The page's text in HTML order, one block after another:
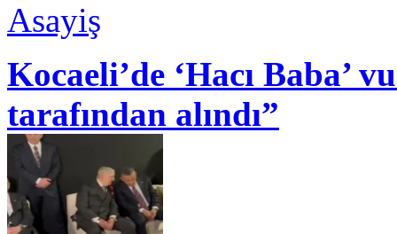
Asayiş
Kocaeli’de ‘Hacı Baba’
tarafından alındı”